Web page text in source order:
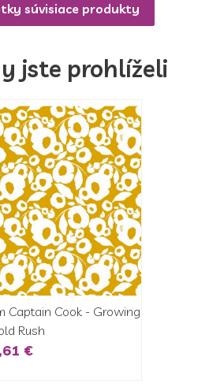
súvisiace produkty
jste prohlíželi
Captain Cook - Growing
Rush
€